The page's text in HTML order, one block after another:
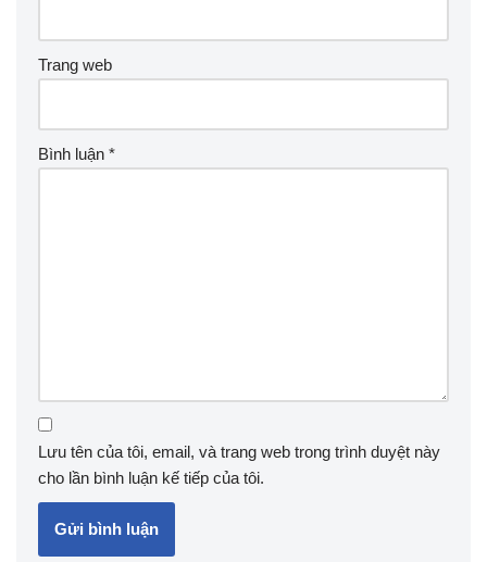
Trang web
Bình luận *
Lưu tên của tôi, email, và trang web trong trình duyệt này
cho lần bình luận kế tiếp của tôi.